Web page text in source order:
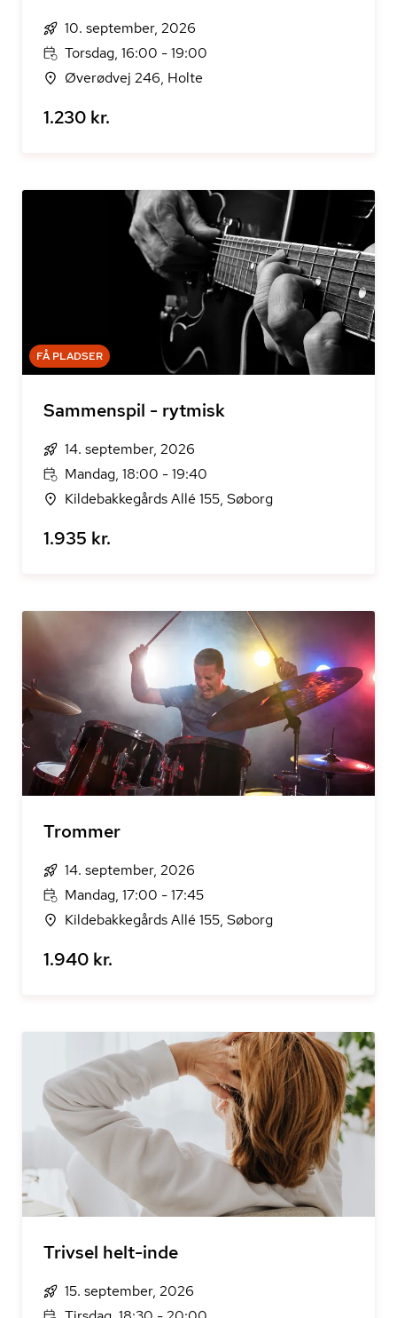
10. september, 2026
Torsdag, 16:00 - 19:00
Øverødvej 246, Holte
1.230 kr.
FÅ PLADSER
Sammenspil - rytmisk
14. september, 2026
Mandag, 18:00 - 19:40
Kildebakkegårds Allé 155, Søborg
1.935 kr.
Trommer
14. september, 2026
Mandag, 17:00 - 17:45
Kildebakkegårds Allé 155, Søborg
1.940 kr.
Trivsel helt-inde
15. september, 2026